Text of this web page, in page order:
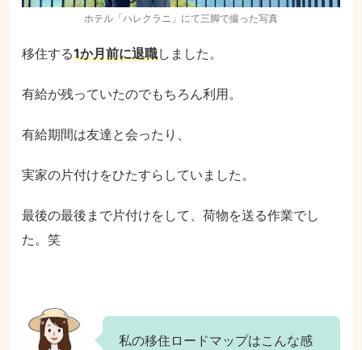
ホテル「ハレクラニ」にて三脚で撮った写真
移住する1か月前に退職しました。
有給が残っていたのでもちろん利用。
有給期間は友達と会ったり、
実家の片付けをひたすらしていました。
最後の最後まで片付けをして、荷物を送る作業でし
た。笑
私の移住ロードマップはこんな感